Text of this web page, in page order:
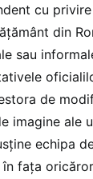
cu
din
sau
de
imagine ale
echipa
fața